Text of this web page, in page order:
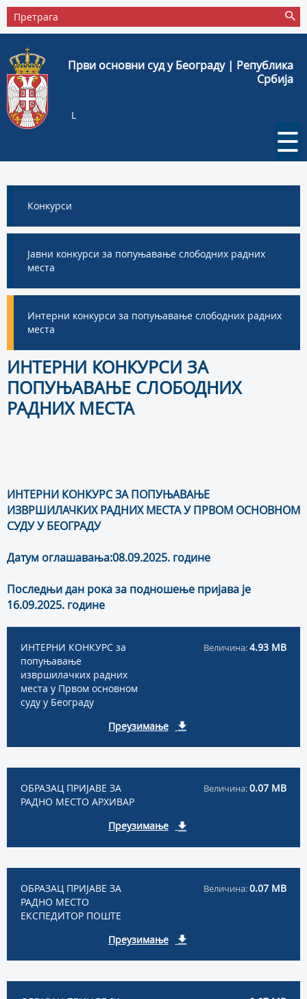
Први основни суд у Београду | Република
Србија
L
☰
Конкурси
Јавни конкурси за попуњавање слободних радних
места
Интерни конкурси за попуњавање слободних радних
места
ИНТЕРНИ КОНКУРСИ ЗА
ПОПУЊАВАЊЕ СЛОБОДНИХ
РАДНИХ МЕСТА
ИНТЕРНИ КОНКУРС ЗА ПОПУЊАВАЊЕ
ИЗВРШИЛАЧКИХ РАДНИХ МЕСТА У ПРВОМ ОСНОВНОМ
СУДУ У БЕОГРАДУ
Датум оглашавања:08.09.2025. године
Последњи дан рока за подношење пријава је
16.09.2025. године
ИНТЕРНИ КОНКУРС за
попуњавање
извршилачких радних
места у Првом основном
суду у Београду
Величина:4.93 MB
Преузимање
ОБРАЗАЦ ПРИЈАВЕ ЗА
РАДНО МЕСТО АРХИВАР
Величина:0.07 MB
Преузимање
ОБРАЗАЦ ПРИЈАВЕ ЗА
РАДНО МЕСТО
ЕКСПЕДИТОР ПОШТЕ
Величина:0.07 MB
Преузимање